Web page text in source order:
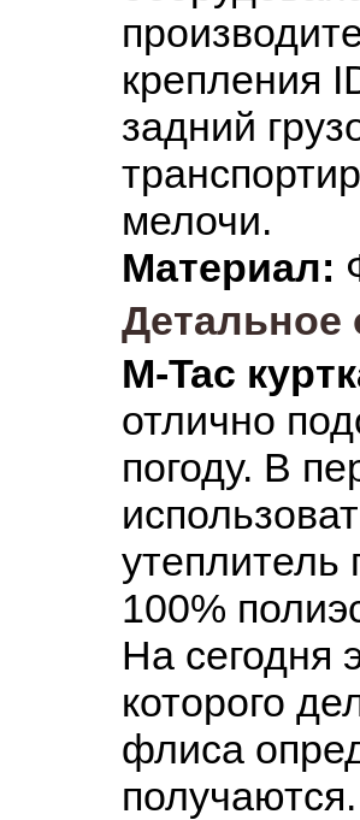
крепления
задний
мелочи.
Материал:
Детальное
M-Tac
отлично
погоду. В
утеплитель
100%
На сегодня
которого
флиса
получаются.